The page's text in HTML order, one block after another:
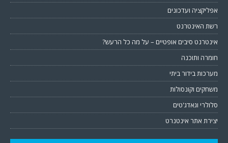
אפליקציה ועדכונים
רשת האינטרנט
אינטרנט סיבים אופטיים – על מה כל הרעש?
חומרה ותוכנה
מערכות בידור ביתי
משחקים וקונסולות
סלולרי וגאדג'טים
יצירת אתר אינטנרט